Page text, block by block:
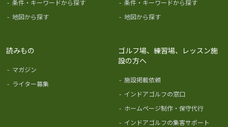
- 条件・キーワードから探す
- 地図から探す
- 条件・キーワードから探す
- 地図から探す
読みもの
- マガジン
- ライター募集
ゴルフ場、練習場、レッスン施
設の方へ
- 施設掲載依頼
- インドアゴルフの窓口
- ホームページ制作・保守代行
- インドアゴルフの集客サポート